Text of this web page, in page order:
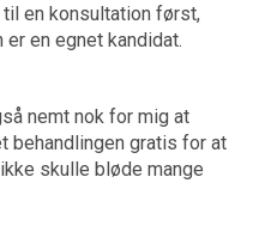
til en konsultation først,
en egnet kandidat.
nemt nok for mig at
behandlingen gratis for at
skulle bløde mange